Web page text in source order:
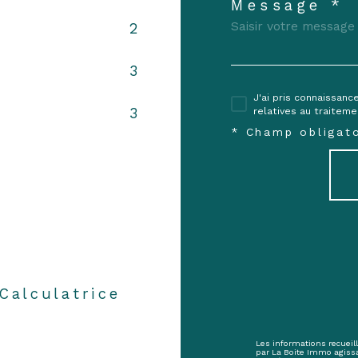
2
3
3
Message *
J'ai pris
relatives au
* Champ
Les informations
par La Boite Immo